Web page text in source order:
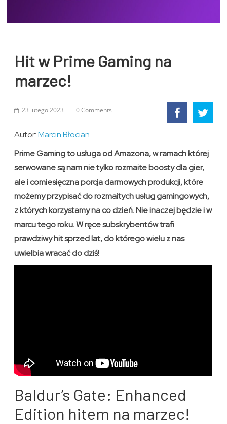
Hit w Prime Gaming na
marzec!
23 lutego 2023 0 Comments
Autor:Marcin Błocian
Prime Gaming to usługa od Amazona, w ramach której
serwowane są nam nie tylko rozmaite boosty dla gier,
ale i comiesięczna porcja darmowych produkcji, które
możemy przypisać do rozmaitych usług gamingowych,
z których korzystamy na co dzień. Nie inaczej będzie i w
marcu tego roku. W ręce subskrybentów trafi
prawdziwy hit sprzed lat, do którego wielu z nas
uwielbia wracać do dziś!
Baldur’s Gate: Enhanced
Edition hitem na marzec!